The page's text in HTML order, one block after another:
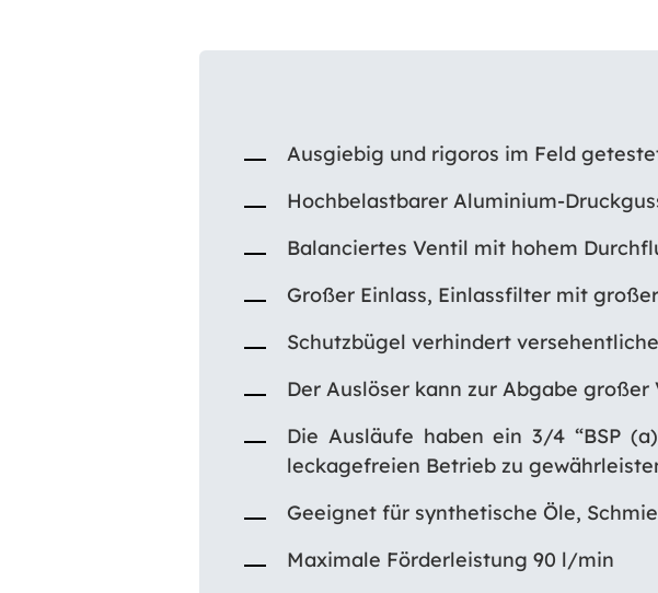
Ausgiebig und rigoros im Feld
Hochbelastbarer Aluminium-
Balanciertes Ventil mit hohem
Großer Einlass, Einlassfilter mit
Schutzbügel verhindert
Der Auslöser kann zur Abgabe
Die Ausläufe haben ein 3/4 “BSP
leckagefreien Betrieb zu
Geeignet für synthetische Öle,
Maximale Förderleistung 90 l/min